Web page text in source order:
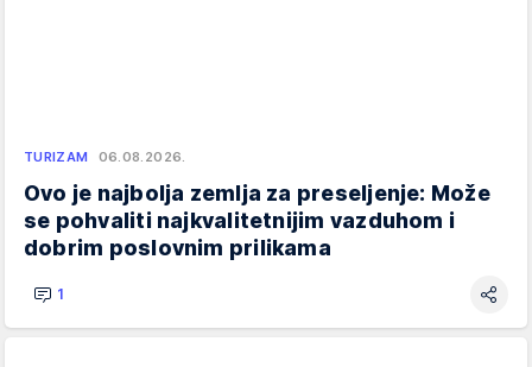
TURIZAM 06.08.2026.
Ovo je najbolja zemlja za preseljenje: Može
se pohvaliti najkvalitetnijim vazduhom i
dobrim poslovnim prilikama
1